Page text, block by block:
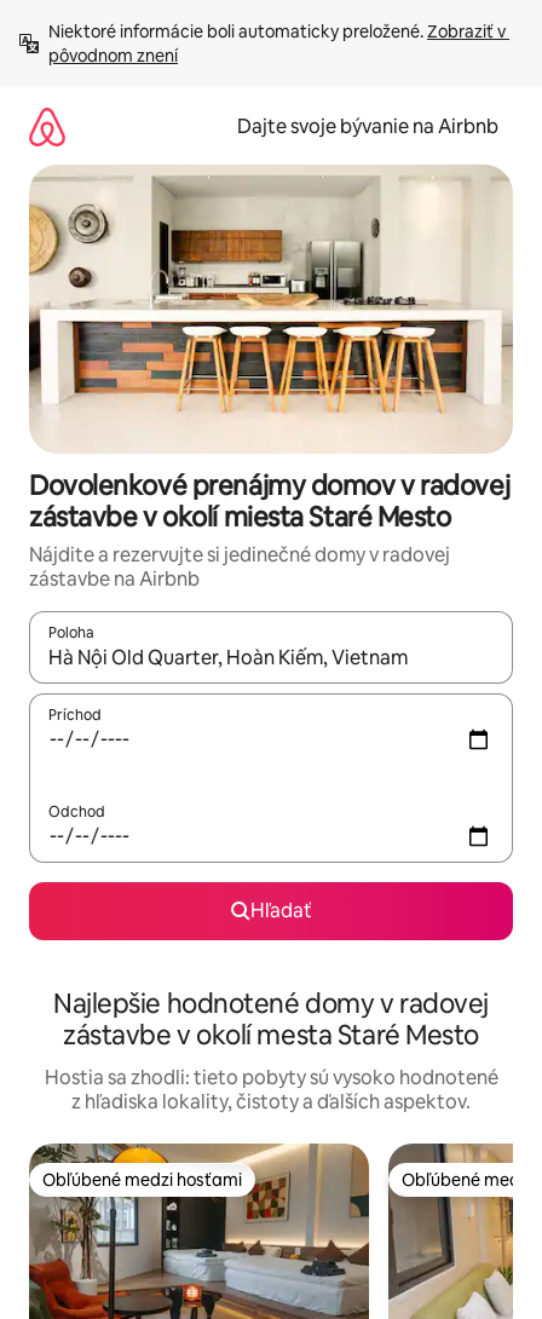
obsah.
Niektoré informácie boli automaticky preložené. Zobraziť v
pôvodnom znení
Dajte svoje bývanie na Airbnb
Dovolenkové prenájmy domov v radovej
zástavbe v okolí miesta Staré Mesto
Nájdite a rezervujte si jedinečné domy v radovej
zástavbe na Airbnb
Poloha
Keď budú výsledky k dispozícii, môžete si ich prechádzať
Príchod
Odchod
Hľadať
Najlepšie hodnotené domy v radovej
zástavbe v okolí mesta Staré Mesto
Hostia sa zhodli: tieto pobyty sú vysoko hodnotené
z hľadiska lokality, čistoty a ďalších aspektov.
Obľúbené medzi hosťami
Obľúbené medzi hosťami Obľúbené medzi
Obľúbené medzi